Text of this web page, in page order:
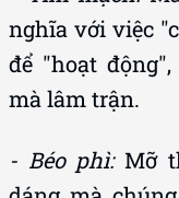
để "hoạt
mà lâm trận.
- Béo phì:Mỡ
dáng mà
nuôi dương